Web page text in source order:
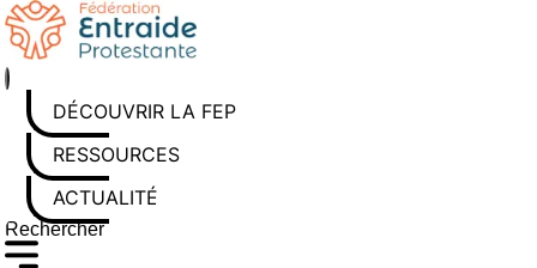
Aller
au
contenu
DÉCOUVRIR LA FEP
RESSOURCES
ACTUALITÉS
Rechercher sur le site
Saisissez au moins 3 caractères pour lancer la recherche